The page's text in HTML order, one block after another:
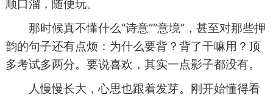
顺口溜，随便玩。
那时候真不懂什么“诗意”“意境”，甚至对那些押
韵的句子还有点烦：为什么要背？背了干嘛用？顶
多考试多两分。要说喜欢，其实一点影子都没有。
人慢慢长大，心思也跟着发芽。刚开始懂得看